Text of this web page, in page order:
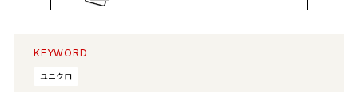
KEYWORD
ユニクロ